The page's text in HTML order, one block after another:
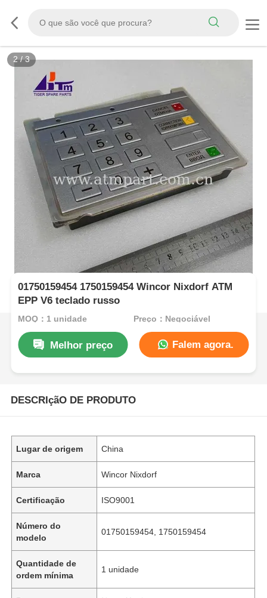
2/3
01750159454 1750159454 Wincor Nixdorf ATM
EPP V6 teclado russo
MOQ：1 unidade Preço：Negociável
Melhor preço Falem agora.
DESCRIçãO DE PRODUTO
Lugar de origem China
Marca Wincor Nixdorf
Certificação ISO9001
Número do
modelo
01750159454, 1750159454
Quantidade de
ordem mínima
1 unidade